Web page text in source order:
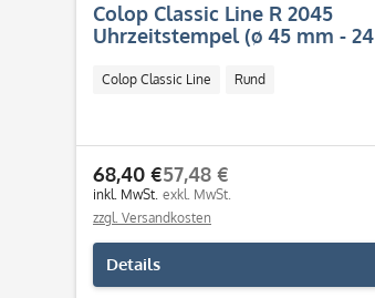
Colop Classic Line R 2045
Uhrzeitstempel (ø 45 mm - 24
Colop Classic Line Rund
68,40 €
inkl. MwSt.
57,48 €
exkl. MwSt.
zzgl. Versandkosten
Details